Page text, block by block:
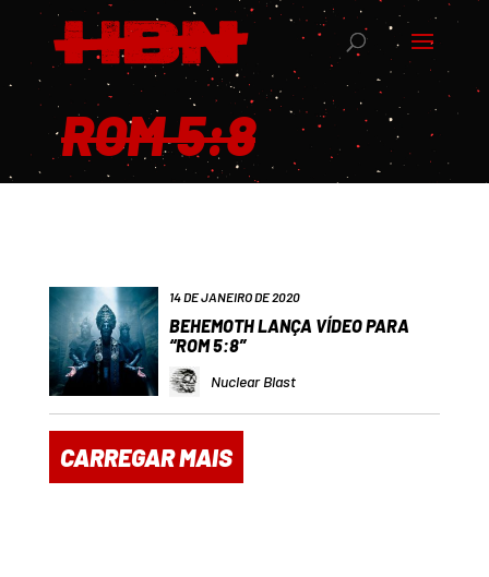
ROM 5:8
14 DE JANEIRO DE 2020
BEHEMOTH LANÇA VÍDEO PARA
“ROM 5:8”
Nuclear Blast
CARREGAR MAIS